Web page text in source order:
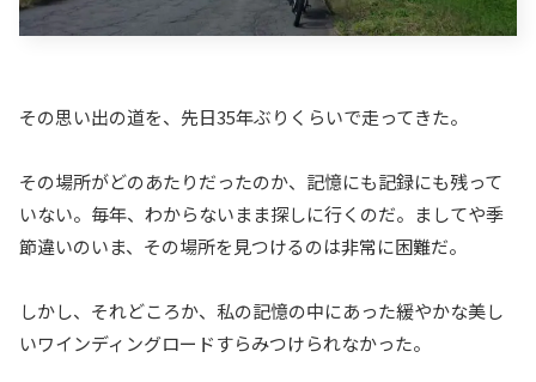
その思い出の道を、先日35年ぶりくらいで走ってきた。
その場所がどのあたりだったのか、記憶にも記録にも残って
いない。毎年、わからないまま探しに行くのだ。ましてや季
節違いのいま、その場所を見つけるのは非常に困難だ。
しかし、それどころか、私の記憶の中にあった緩やかな美し
いワインディングロードすらみつけられなかった。